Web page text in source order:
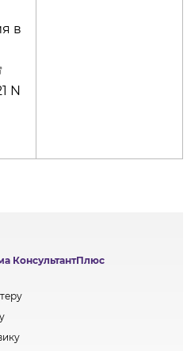
в
N
КонсультантПлюс